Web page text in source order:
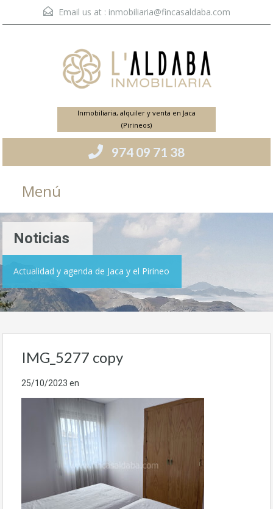
Email us at : inmobiliaria@fincasaldaba.com
Inmobiliaria, alquiler y venta en Jaca
(Pirineos)
974 09 71 38
Menú
Noticias
Actualidad y agenda de Jaca y el Pirineo
IMG_5277 copy
25/10/2023 en